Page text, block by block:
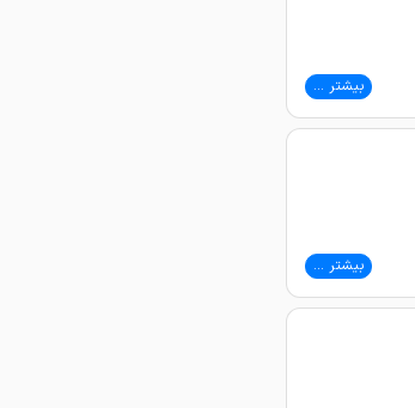
بیشتر ...
بیشتر ...